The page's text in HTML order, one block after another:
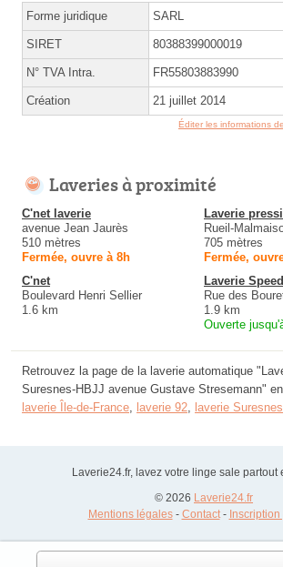
Forme juridique SARL
SIRET 80388399000019
N° TVA Intra. FR55803883990
Création 21 juillet 2014
Éditer les informations
Laveries à proximité
C'net laverie
avenue Jean Jaurès
510 mètres
Fermée, ouvre à 8h
Laverie
Rueil-
705 mètres
Fermée,
C'net
Boulevard Henri Sellier
1.6 km
Laverie
Rue des
1.9 km
Ouverte
Retrouvez la page de la laverie automatique
Suresnes-HBJJ avenue Gustave Stresemann"
laverie Île-de-France laverie 92 laverie Suresnes
Laverie24.fr, lavez votre linge sale partout
© 2026 Laverie24.fr
Mentions légales- Contact- Inscription